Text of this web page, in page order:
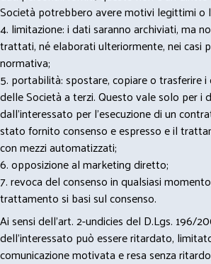
Società potrebbero avere motivi legittimi o
4. limitazione: i dati saranno archiviati, ma
trattati, né elaborati ulteriormente, nei casi
normativa;
5. portabilità: spostare, copiare o trasferire
delle Società a terzi. Questo vale solo per i
dall’interessato per l’esecuzione di un
stato fornito consenso e espresso e il
con mezzi automatizzati;
6. opposizione al marketing diretto;
7. revoca del consenso in qualsiasi
trattamento si basi sul consenso.
Ai sensi dell’art. 2-undicies del D.Lgs. 196/
dell’interessato può essere ritardato,
comunicazione motivata e resa senza